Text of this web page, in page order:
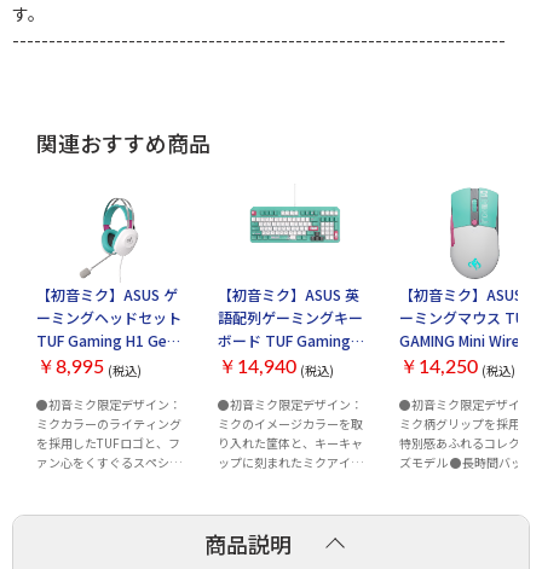
す。
--------------------------------------------------------------------
関連おすすめ商品
【初音ミク】ASUS ゲ
ーミングヘッドセット
TUF Gaming H1 Gen II
Hatsune Miku Edition
￥8,995 (税込)
●初音ミク限定デザイン：
ミクカラーのライティング
を採用したTUFロゴと、フ
ァン心をくすぐるスペシャ
計に加え、メタルサスペン
【初音ミク】ASUS 英
語配列ゲーミングキー
ボード TUF Gaming
K3 Gen II Hatsune
TUF/K3/G2/RED/MIKU
￥14,940 (税込)
●初音ミク限定デザイン：
ミクのイメージカラーを取
り入れた筐体と、キーキャ
ップに刻まれたミクアイコ
ンパクト設計：テンキー付
きながら省スペース、デス
クの自由度を確保 ●ガスケ
【初音ミク】ASUS ゲ
ーミングマウス TUF
GAMING Mini
Mouse Hatsune Miku
TUF/MINI/WL/MIKU
￥14,250 (税込)
●初音ミク限定デザイン
ミク柄グリップを採用し
特別感あふれるコレクタ
ズモデル ●長時間バッテリ
時間の連続使用が可能
商品説明